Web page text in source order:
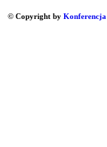
© Copyright by Konferencja